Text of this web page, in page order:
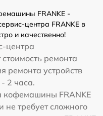
FRANKE -
центра FRANKE в
и качественно!
центра
ремонта
устройств
2 часа.
кофемашины FRANKE
не требует сложного